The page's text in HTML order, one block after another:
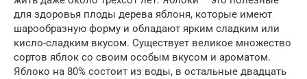
для здоровья плоды дерева яблоня, которые имеют
шарообразную форму и обладают ярким сладким или
кисло-сладким вкусом. Существует великое множество
сортов яблок со своим особым вкусом и ароматом.
Яблоко на 80% состоит из воды, в остальные двадцать